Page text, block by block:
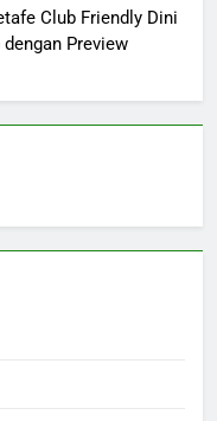
Club Friendly Dini
Preview